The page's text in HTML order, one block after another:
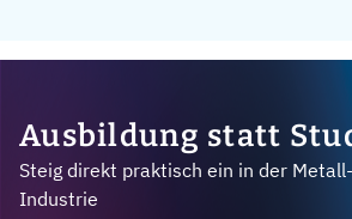
Ausbildung statt
Steig direkt praktisch ein in der
Industrie